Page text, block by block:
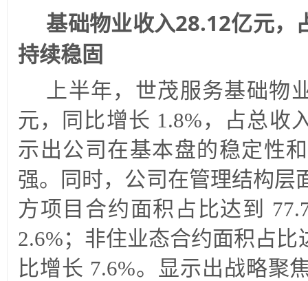
基础物业收入28.12亿元，
持续稳固
上半年，世茂服务基础物
元，同比增长 1.8%，占总收
示出公司在基本盘的稳定性
强。同时，公司在管理结构层
方项目合约面积占比达到
2.6%；非住业态合约面积占比
比增长 7.6%。显示出战略聚